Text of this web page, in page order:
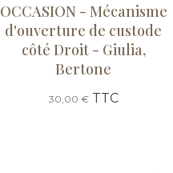
OCCASION - Mécanisme
d'ouverture de custode
côté Droit - Giulia,
Bertone
30,00 €TTC